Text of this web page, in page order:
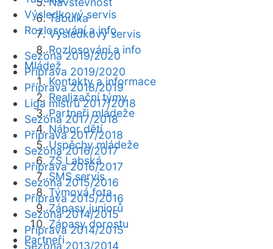
Tabulka
Výsledkový servis
Rozlosování a info
Mládež
Kontakty a informace
Realizační týmy
Partneři mládeže
Nábor dětí
Úspěchy mládeže
ZŠ Labská
SMS servis
Týmová fota
Zápasy juniorů
Zápasy dorostu
Partneři
Výsledkový servis
Rozlosování a info
Sezóna 2019/2020
Příprava 2019/2020
Příprava 2018/2019
Liga mistrů 2017/2018
Sezóna 2017/2018
Příprava 2017/2018
Sezóna 2016/2017
Příprava 2016/2017
Sezóna 2015/2016
Příprava 2015/2016
Sezóna 2014/2015
Příprava 2014/2015
Sezóna 2013/2014